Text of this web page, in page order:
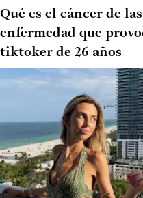
Qué es el cáncer de
enfermedad que
tiktoker de 26 años